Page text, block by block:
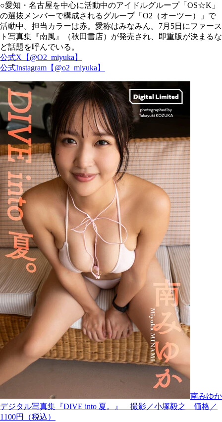
○愛知・名古屋を中心に活動中のアイドルグループ「OS☆K」
の選抜メンバーで構成されるグループ「O2（オーツー）」で
活動中。担当カラーは赤。愛称はみなみん。7月5日にファース
ト写真集『南風』（秋田書店）が発売され、即重版が決まるな
ど話題を呼んでいる。
公式X【@O2_miyuka】
公式Instagram【@o2_miyuka】
南みゆか
デジタル写真集『DIVE into 夏。』 撮影／小塚毅之 価格／
1100円（税込）